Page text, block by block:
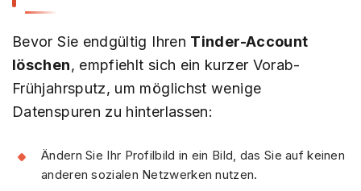
Bevor Sie endgültig Ihren Tinder-Account
löschen, empfiehlt sich ein kurzer Vorab-
Frühjahrsputz, um möglichst wenige
Datenspuren zu hinterlassen:
Ändern Sie Ihr Profilbild in ein Bild, das Sie auf keinen
anderen sozialen Netzwerken nutzen.